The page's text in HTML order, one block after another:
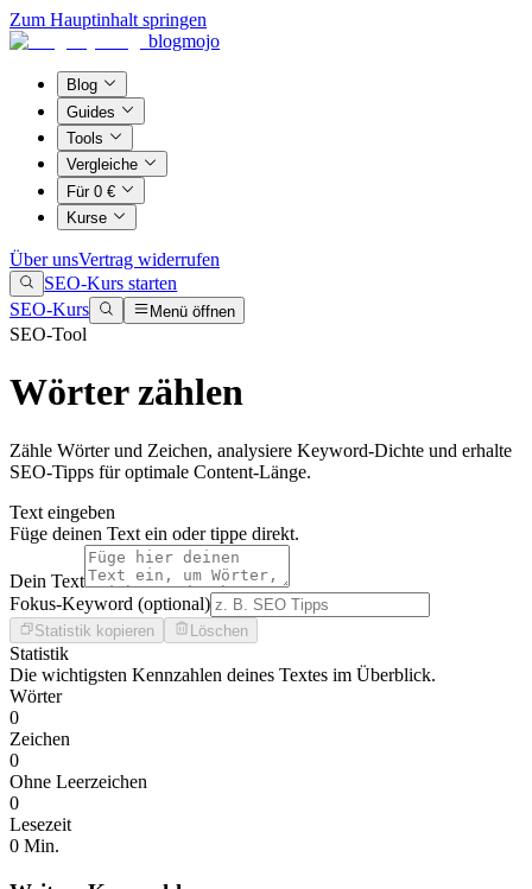
Zum Hauptinhalt springen
blogmojo
Blog
Guides
Tools
Vergleiche
Für 0 €
Kurse
Über unsVertrag widerrufen
SEO-Kurs starten
SEO-Kurs
Menü öffnen
SEO-Tool
Wörter zählen
Zähle Wörter und Zeichen, analysiere Keyword-Dichte und erhalte
SEO-Tipps für optimale Content-Länge.
Text eingeben
Füge deinen Text ein oder tippe direkt.
Dein Text
Fokus-Keyword (optional)
Statistik kopieren Löschen
Statistik
Die wichtigsten Kennzahlen deines Textes im Überblick.
Wörter
0
Zeichen
0
Ohne Leerzeichen
0
Lesezeit
0 Min.